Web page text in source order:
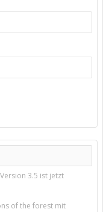
3.5 ist jetzt
of the forest mit